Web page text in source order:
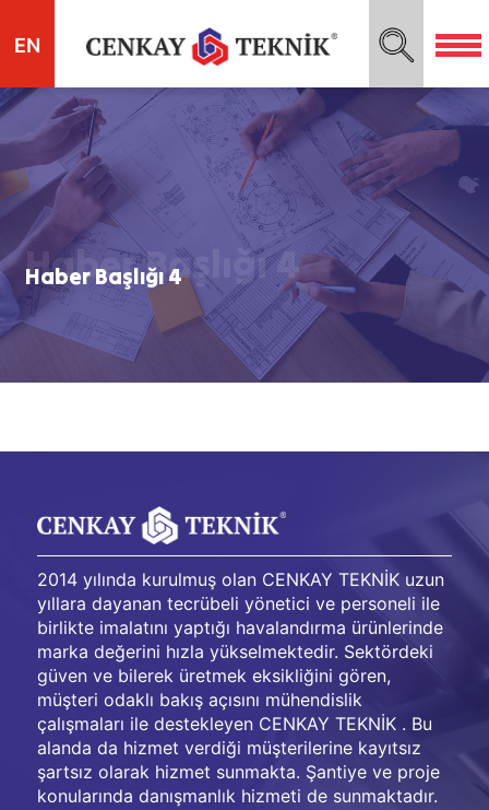
EN
Haber Başlığı 4
Haber Başlığı 4
2014 yılında kurulmuş olan CENKAY TEKNİK uzun
yıllara dayanan tecrübeli yönetici ve personeli ile
birlikte imalatını yaptığı havalandırma ürünlerinde
marka değerini hızla yükselmektedir. Sektördeki
güven ve bilerek üretmek eksikliğini gören,
müşteri odaklı bakış açısını mühendislik
çalışmaları ile destekleyen CENKAY TEKNİK . Bu
alanda da hizmet verdiği müşterilerine kayıtsız
şartsız olarak hizmet sunmakta. Şantiye ve proje
konularında danışmanlık hizmeti de sunmaktadır.